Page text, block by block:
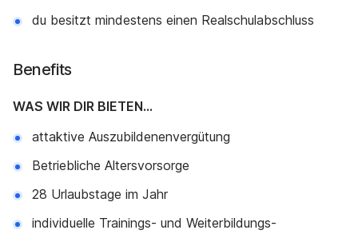
du besitzt mindestens einen Realschulabschluss
Benefits
WAS WIR DIR BIETEN…
attaktive Auszubildenenvergütung
Betriebliche Altersvorsorge
28 Urlaubstage im Jahr
individuelle Trainings- und Weiterbildungs-